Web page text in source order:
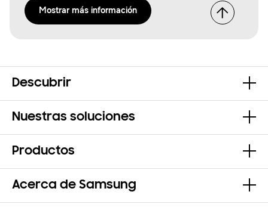
Mostrar más información
Descubrir
Nuestras soluciones
Productos
Acerca de Samsung